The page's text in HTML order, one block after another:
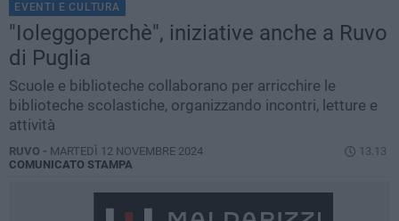
EVENTI E CULTURA
"Ioleggoperchè", iniziative anche a Ruvo
di Puglia
Scuole e biblioteche collaborano per arricchire le
biblioteche scolastiche, organizzando incontri, letture e
attività
RUVO - MARTEDÌ 12 NOVEMBRE 2024
13.13
COMUNICATO STAMPA